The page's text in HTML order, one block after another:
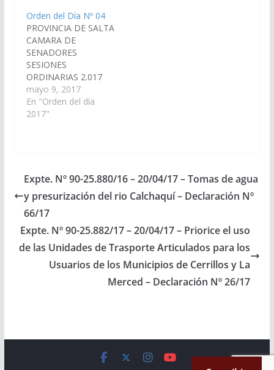
arbitre los
mecanismos
necesarios para
intervenir en la
situación de tomas de
agua y presurización
del rio Calchaquí, en la
zona del
Departamento San…
Orden del Día Nº 04
PROVINCIA DE SALTA
CAMARA DE
SENADORES
SESIONES
ORDINARIAS 2.017
ORDEN DEL DIA Nº 04
(Dictámenes de
Comisiones ingresados
Industria 1.- En
revisión, aprobando en
el marco de la Ley
7.931,…
mayo 9, 2017
En "Orden del día
2017"
Expte. Nº 90-25.880/16 – 20/04/17 – Tomas de agua
y presurización del rio Calchaquí – Declaración Nº
66/17
Expte. Nº 90-25.882/17 – 20/04/17 – Priorice el uso
de las Unidades de Trasporte Articulados para los
Usuarios de los Municipios de Cerrillos y La
Merced – Declaración Nº 26/17